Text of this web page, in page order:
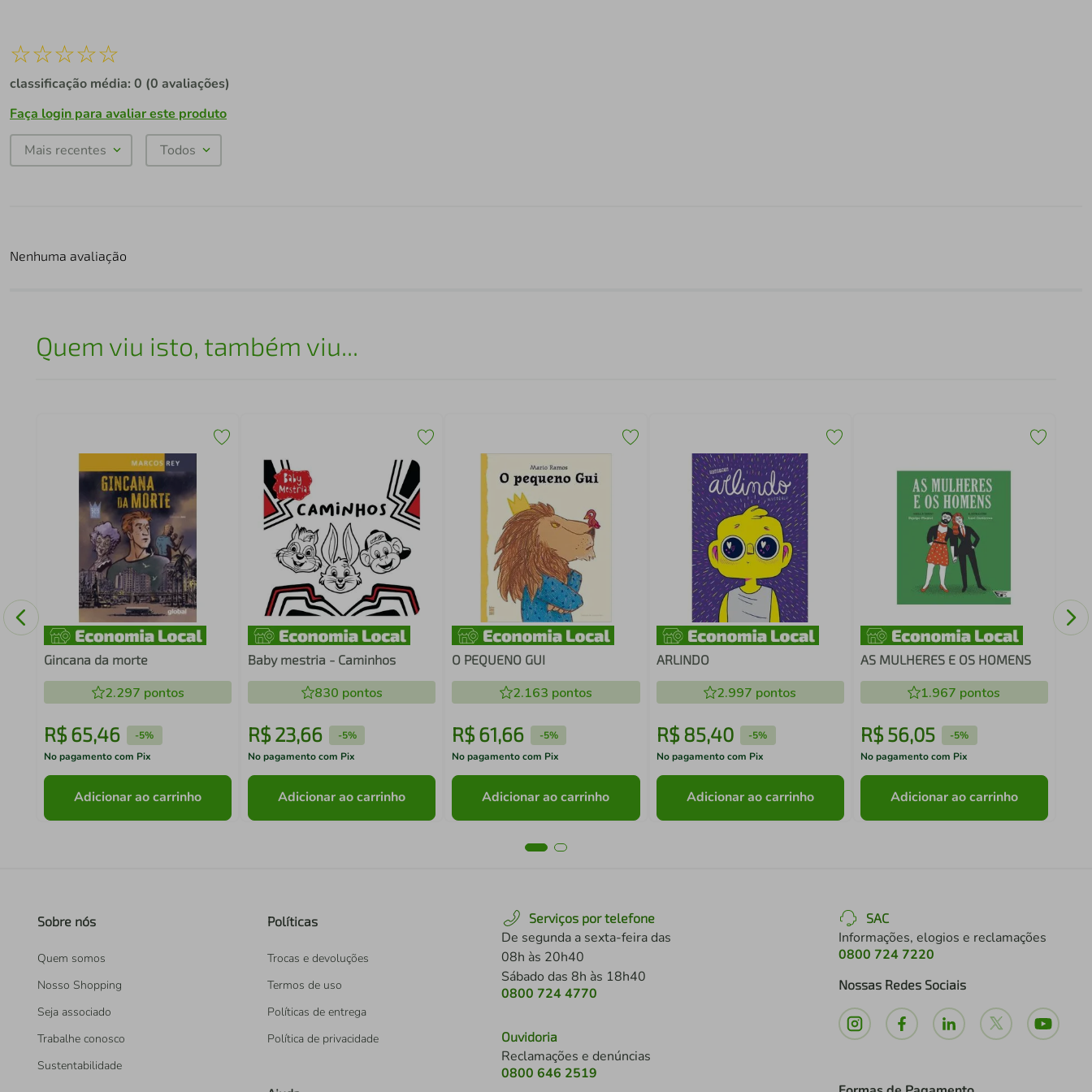
☆☆☆☆☆
classificação média: 0 (0 avaliações)
Faça login para avaliar este produto
Mais recentes Todos
Nenhuma avaliação
Quem viu isto, também viu...
Gincana da morte
2.297 pontos
R$ 65,46 -5%
No pagamento com Pix
Adicionar ao carrinho
Baby mestria - Caminhos
830 pontos
R$ 23,66 -5%
No pagamento com Pix
Adicionar ao carrinho
O PEQUENO GUI
2.163 pontos
R$61,66 -5%
No pagamento com Pix
Adicionar ao carrinho
ARLINDO
2.997 pontos
R$ 85,40 -5%
No pagamento com Pix
Adicionar ao carrinho
AS MULHERES E OS HOMENS
1.967 pontos
R$ 56,05 -5%
No pagamento com Pix
Adicionar ao carrinho
Sobre nós
Quem somos
Nosso Shopping
Seja associado
Trabalhe conosco
Sustentabilidade
Políticas
Trocas e devoluções
Termos de uso
Políticas de entrega
Política de privacidade
Serviços por telefone
De segunda a sexta-feira das
08h às 20h40
Sábado das 8h às 18h40
0800 724 4770
Ouvidoria
Reclamações e denúncias
0800 646 2519
SAC
Informações, elogios e reclamações
0800 724 7220
Nossas Redes Sociais